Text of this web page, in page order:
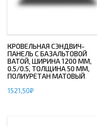
КРОВЕЛЬНАЯ СЭНДВИЧ-
ПАНЕЛЬ С БАЗАЛЬТОВОЙ
ВАТОЙ, ШИРИНА 1200 ММ,
0.5/0.5, ТОЛЩИНА 50 ММ,
ПОЛИУРЕТАН МАТОВЫЙ
1521,50₽